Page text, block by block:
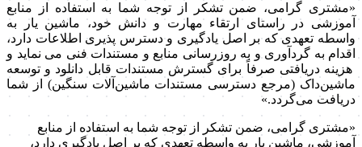
«مشتری گرامی، ضمن تشکر از توجه شما به استفاده از منابع
آموزشی در راستای ارتقاء مهارت و دانش خود، ماشین یار به
واسطه تعهدی که بر اصل یادگیری و دسترس پذیری اطلاعات دارد،
اقدام به گردآوری و به روزرسانی منابع و مستندات فنی می نماید و
هزینه دریافتی صرفاً برای گسترش مستندات قابل دانلود و توسعه
ماشین‌داک (مرجع دسترسی مستندات ماشین‌آلات سنگین) از شما
دریافت می‌گردد.»
«مشتری گرامی، ضمن تشکر از توجه شما به استفاده از منابع
آموزشی، ماشین یار به واسطه تعهدی که بر اصل یادگیری دارد،